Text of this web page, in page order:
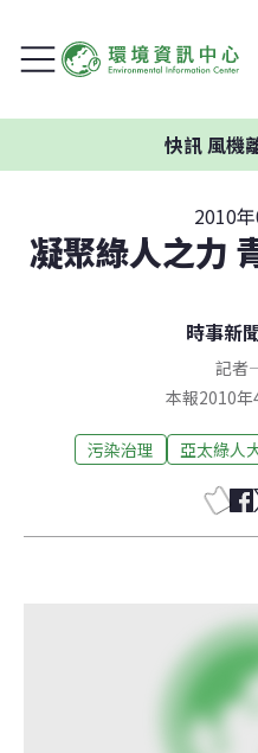
快訊風機離
2010
凝聚綠人之力
時事新
記者
本報2010
污染治理 亞太綠人